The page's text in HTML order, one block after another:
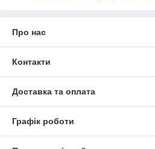
Про нас
Контакти
Доставка та оплата
Графік роботи